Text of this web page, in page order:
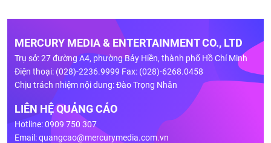
MERCURY MEDIA & ENTERTAINMENT CO., LTD
Trụ sở: 27 đường A4, phường Bảy Hiền, thành phố Hồ Chí Minh
Điện thoại: (028)-2236.9999 Fax: (028)-6268.0458
Chịu trách nhiệm nội dung: Đào Trọng Nhân
LIÊN HỆ QUẢNG CÁO
Hotline: 0909 750 307
Email:quangcao@mercurymedia.com.vn